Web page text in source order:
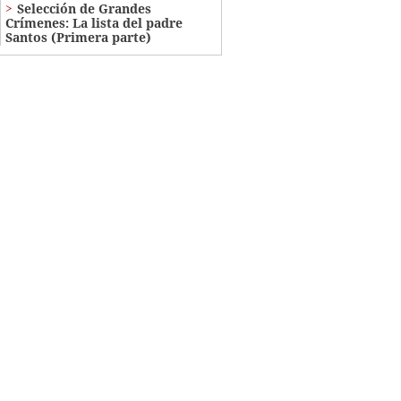
Selección de Grandes
Crímenes: La lista del padre
Santos (Primera parte)